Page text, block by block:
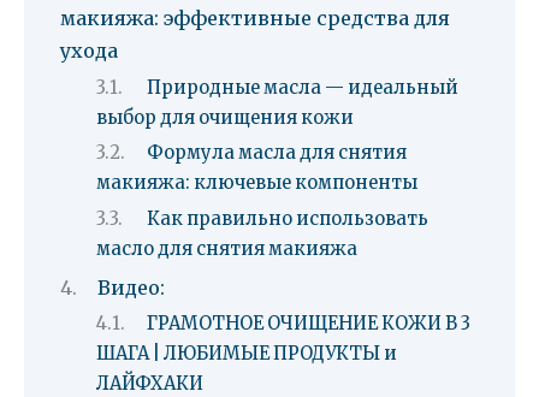
макияжа: эффективные средства для
ухода
Природные масла — идеальный
выбор для очищения кожи
Формула масла для снятия
макияжа: ключевые компоненты
Как правильно использовать
масло для снятия макияжа
Видео:
ГРАМОТНОЕ ОЧИЩЕНИЕ КОЖИ В 3
ШАГА | ЛЮБИМЫЕ ПРОДУКТЫ и
ЛАЙФХАКИ